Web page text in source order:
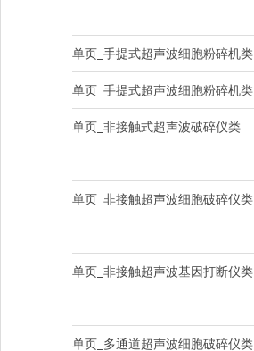
单页_手提式超声波细胞粉碎机类
单页_手提式超声波细胞粉碎机类
单页_非接触式超声波破碎仪类
单页_非接触超声波细胞破碎仪类
单页_非接触超声波基因打断仪类
单页_多通道超声波细胞破碎仪类